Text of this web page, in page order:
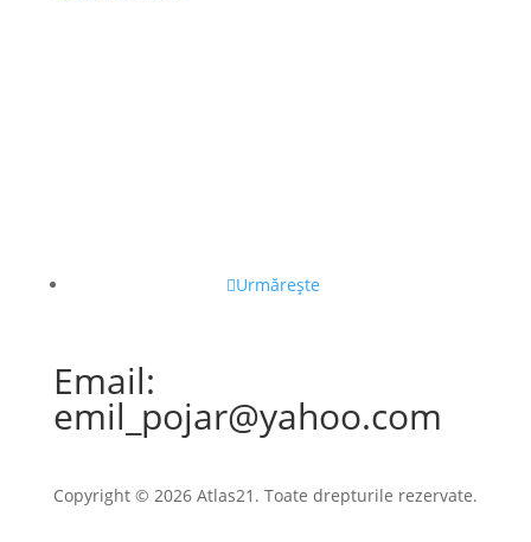
Urmărește
Email:
emil_pojar@yahoo.com
Copyright © 2026 Atlas21. Toate drepturile rezervate.